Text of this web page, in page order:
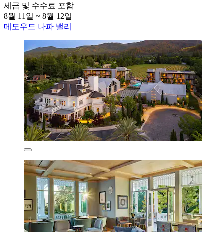
세금 및 수수료 포함
8월 11일 ~ 8월 12일
메도우드 나파 밸리